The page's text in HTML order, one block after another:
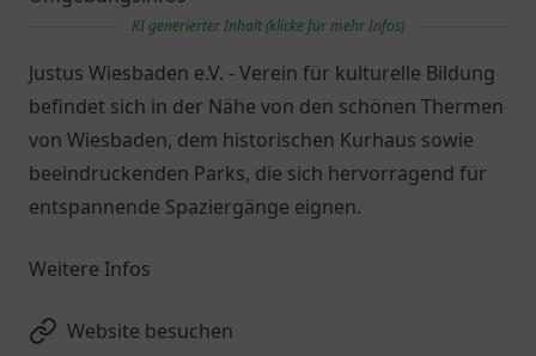
KI generierter Inhalt (klicke für mehr Infos)
Justus Wiesbaden e.V. - Verein für kulturelle Bildung
befindet sich in der Nähe von den schönen Thermen
von Wiesbaden, dem historischen Kurhaus sowie
beeindruckenden Parks, die sich hervorragend für
entspannende Spaziergänge eignen.
Weitere Infos
Website besuchen